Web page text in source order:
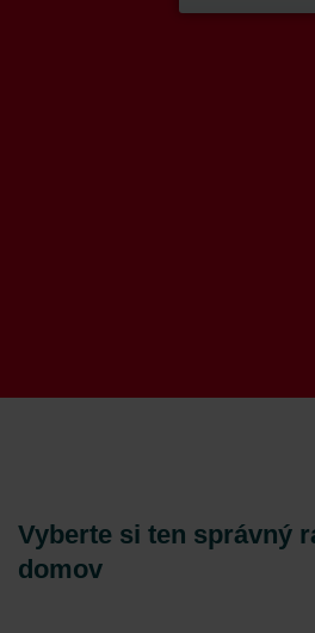
Vyberte si ten správný
domov